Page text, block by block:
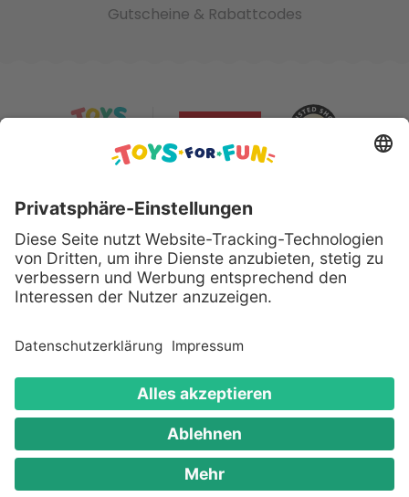
Gutscheine & Rabattcodes
Sicher bezahlen mit:
Alle genannten Produkte und Logos sind eingetragene
Warenzeichen der jeweiligen Hersteller.
Copyright © 2008 - 2026 Toys for Fun GmbH - Alle
Rechte vorbehalten